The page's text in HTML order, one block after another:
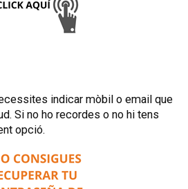
indicar mòbil o email que
Si no ho recordes o no hi tens
opció.